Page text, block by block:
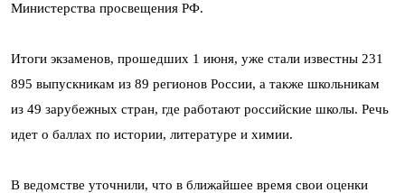
Министерства просвещения РФ.
Итоги экзаменов, прошедших 1 июня, уже стали известны 231
895 выпускникам из 89 регионов России, а также школьникам
из 49 зарубежных стран, где работают российские школы. Речь
идет о баллах по истории, литературе и химии.
В ведомстве уточнили, что в ближайшее время свои оценки